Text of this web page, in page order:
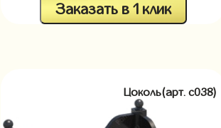
Заказать в 1 клик
Цоколь(арт. c038)